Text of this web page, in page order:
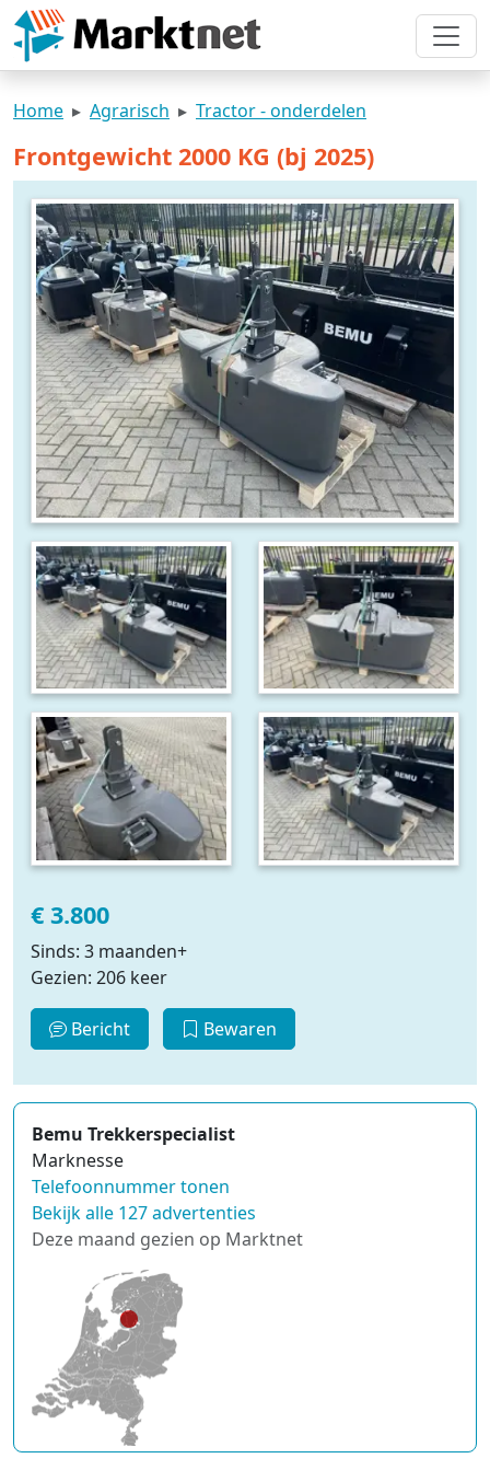
Home Agrarisch Tractor - onderdelen
Frontgewicht 2000 KG (bj 2025)
€ 3.800
Sinds: 3 maanden+
Gezien: 206 keer
Bericht Bewaren
Bemu Trekkerspecialist
Marknesse
Telefoonnummer tonen
Bekijk alle 127 advertenties
Deze maand gezien op Marktnet